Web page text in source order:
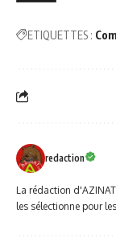
ETIQUETTES :
redaction
La rédaction
les sélectionne pour